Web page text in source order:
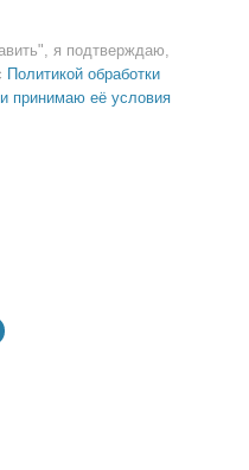
я подтверждаю,
Политикой обработки
принимаю её условия